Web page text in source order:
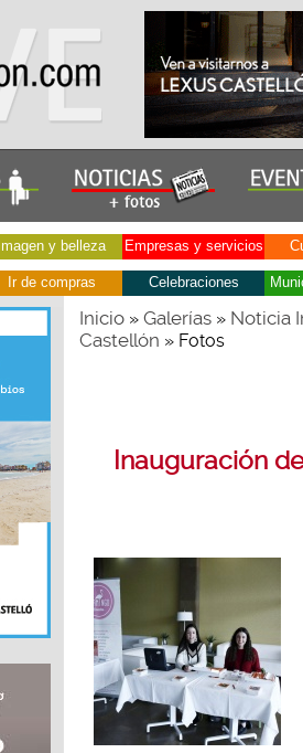
Imagen y belleza Empresas y servicios
Ir de compras Celebraciones
Inicio» Galerías» Noticia
Castellón » Fotos
Inauguración